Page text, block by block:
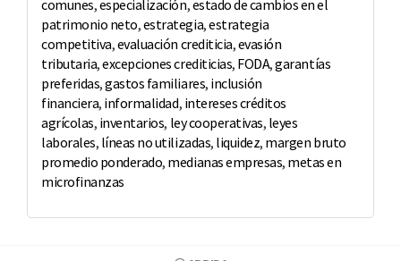
comunes,especialización,estado de cambios en el
patrimonio neto,estrategia,estrategia
competitiva,evaluación crediticia,evasión
tributaria,excepciones crediticias, FODA,garantías
preferidas,gastos familiares, inclusión
financiera, informalidad, intereses créditos
agrícolas, inventarios, ley cooperativas, leyes
laborales, líneas no utilizadas, liquidez, margen bruto
promedio ponderado, medianas empresas, metas en
microfinanzas